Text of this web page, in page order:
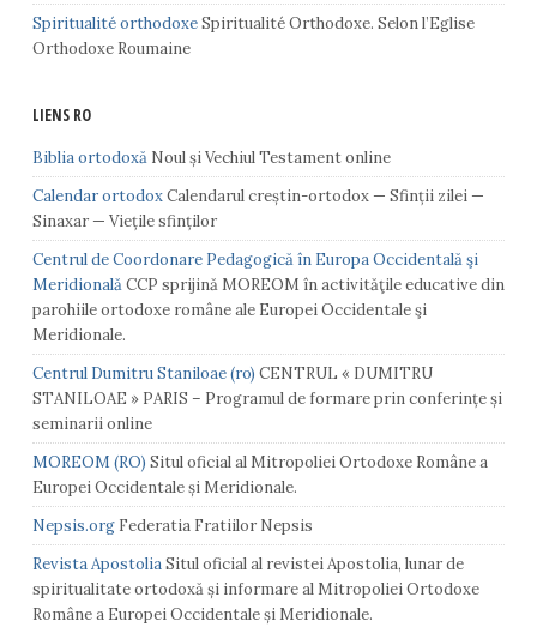
Spiritualité orthodoxeSpiritualité Orthodoxe. Selon l’Eglise
Orthodoxe Roumaine
LIENS RO
Biblia ortodoxăNoul și Vechiul Testament online
Calendar ortodoxCalendarul creștin-ortodox — Sfinții zilei —
Sinaxar — Viețile sfinților
Centrul de Coordonare Pedagogică în Europa Occidentală şi
MeridionalăCCP sprijină MOREOM în activităţile educative din
parohiile ortodoxe române ale Europei Occidentale şi
Meridionale.
Centrul Dumitru Staniloae (ro)
STANILOAE » PARIS – Programul de formare prin conferințe și
seminarii online
MOREOM (RO) Situl oficial al Mitropoliei Ortodoxe Române a
Europei Occidentale și Meridionale.
Nepsis.orgFederatia Fratiilor Nepsis
Revista ApostoliaSitul oficial al revistei Apostolia, lunar de
spiritualitate ortodoxă și informare al Mitropoliei Ortodoxe
Române a Europei Occidentale și Meridionale.